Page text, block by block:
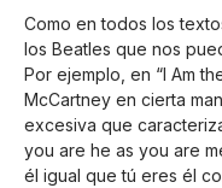
Como en todos los
los Beatles que nos
Por ejemplo, en “I Am
McCartney en cierta
excesiva que
you are he as you are
él igual que tú eres él